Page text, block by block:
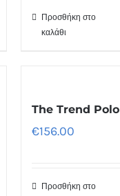
Προσθήκη στο
καλάθι
The Trend Polo
€156.00
Προσθήκη στο